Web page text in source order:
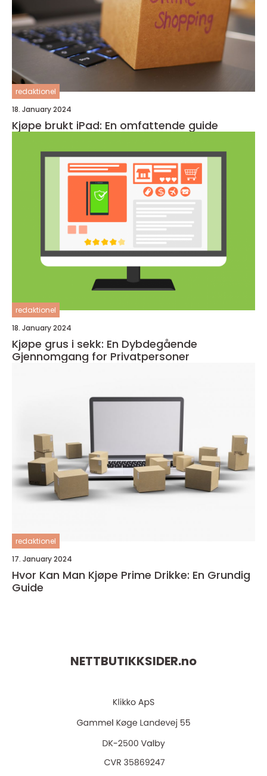
redaktionel
18. January 2024
Kjøpe brukt iPad: En omfattende guide
redaktionel
18. January 2024
Kjøpe grus i sekk: En Dybdegående
Gjennomgang for Privatpersoner
redaktionel
17. January 2024
Hvor Kan Man Kjøpe Prime Drikke: En Grundig
Guide
NETTBUTIKKSIDER.no